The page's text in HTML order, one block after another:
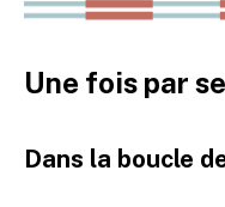
Une fois par
Dans la boucle